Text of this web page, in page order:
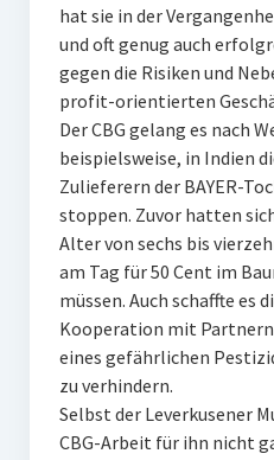
hat sie in der
und oft genug auch
gegen die Risiken und
profit-orientierten
Der CBG gelang es nach
beispielsweise, in Indien
Zulieferern der BAYER-
stoppen. Zuvor hatten
Alter von sechs bis
am Tag für 50 Cent im
müssen. Auch schaffte es
Kooperation mit Partnern
eines gefährlichen
zu verhindern.
Selbst der Leverkusener
CBG-Arbeit für ihn nicht